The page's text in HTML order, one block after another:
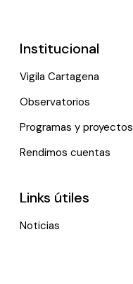
Institucional
Vigila Cartagena
Observatorios
Programas y proyectos
Rendimos cuentas
Links útiles
Noticias